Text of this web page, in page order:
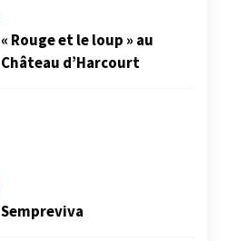
« Rouge et le loup » au
Château d’Harcourt
Sempreviva